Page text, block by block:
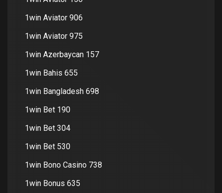
1win Aviator 906
1win Aviator 975
1win Azerbaycan 157
1win Bahis 655
1win Bangladesh 698
1win Bet 190
1win Bet 304
1win Bet 530
1win Bono Casino 738
1win Bonus 635